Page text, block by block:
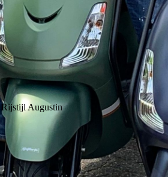
Rijstijl Augustin